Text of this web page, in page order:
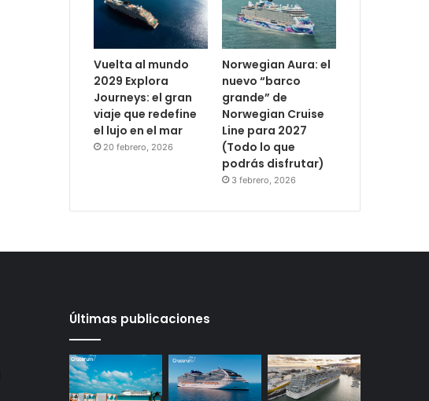
Vuelta al mundo
2029 Explora
Journeys: el gran
viaje que redefine
el lujo en el mar
20 febrero, 2026
Norwegian Aura: el
nuevo “barco
grande” de
Norwegian Cruise
Line para 2027
(Todo lo que
podrás disfrutar)
3 febrero, 2026
Últimas publicaciones